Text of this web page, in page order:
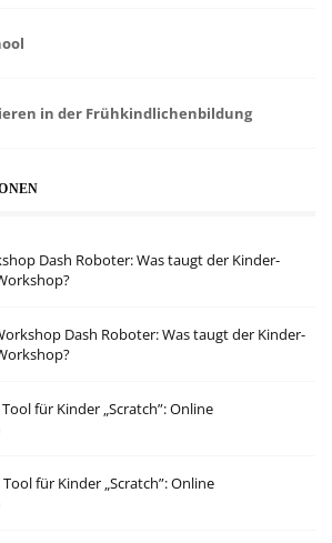
in der Frühkindlichenbildung
Dash Roboter: Was taugt der Kinder-
Dash Roboter: Was taugt der Kinder-
für Kinder „Scratch”: Online
für Kinder „Scratch”: Online